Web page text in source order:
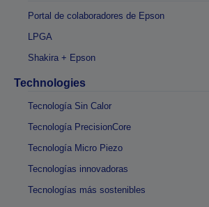
Portal de colaboradores de Epson
LPGA
Shakira + Epson
Technologies
Tecnología Sin Calor
Tecnología PrecisionCore
Tecnología Micro Piezo
Tecnologías innovadoras
Tecnologías más sostenibles